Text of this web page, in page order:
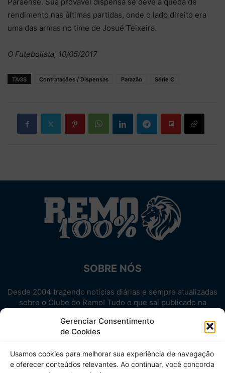
Gerenciar Consentimento
de Cookies
Usamos cookies para melhorar sua experiência de navegação
e oferecer conteúdos relevantes. Ao continuar, você concorda
rendimento nas últimas partidas, onde o lado direito era
uma das armas no time de Josué Teixeira.
O Futebolista, 10/05/2017
TAGS Contratações / Dispensas Parazão Série C
SOBRE NÓS
Desde 2004 trazendo notícias diárias e sempre atualizadas
sobre o Clube do Remo! Tudo o que sai publicado na
Aproveite! Site não-oficial.
SIGA-NOS